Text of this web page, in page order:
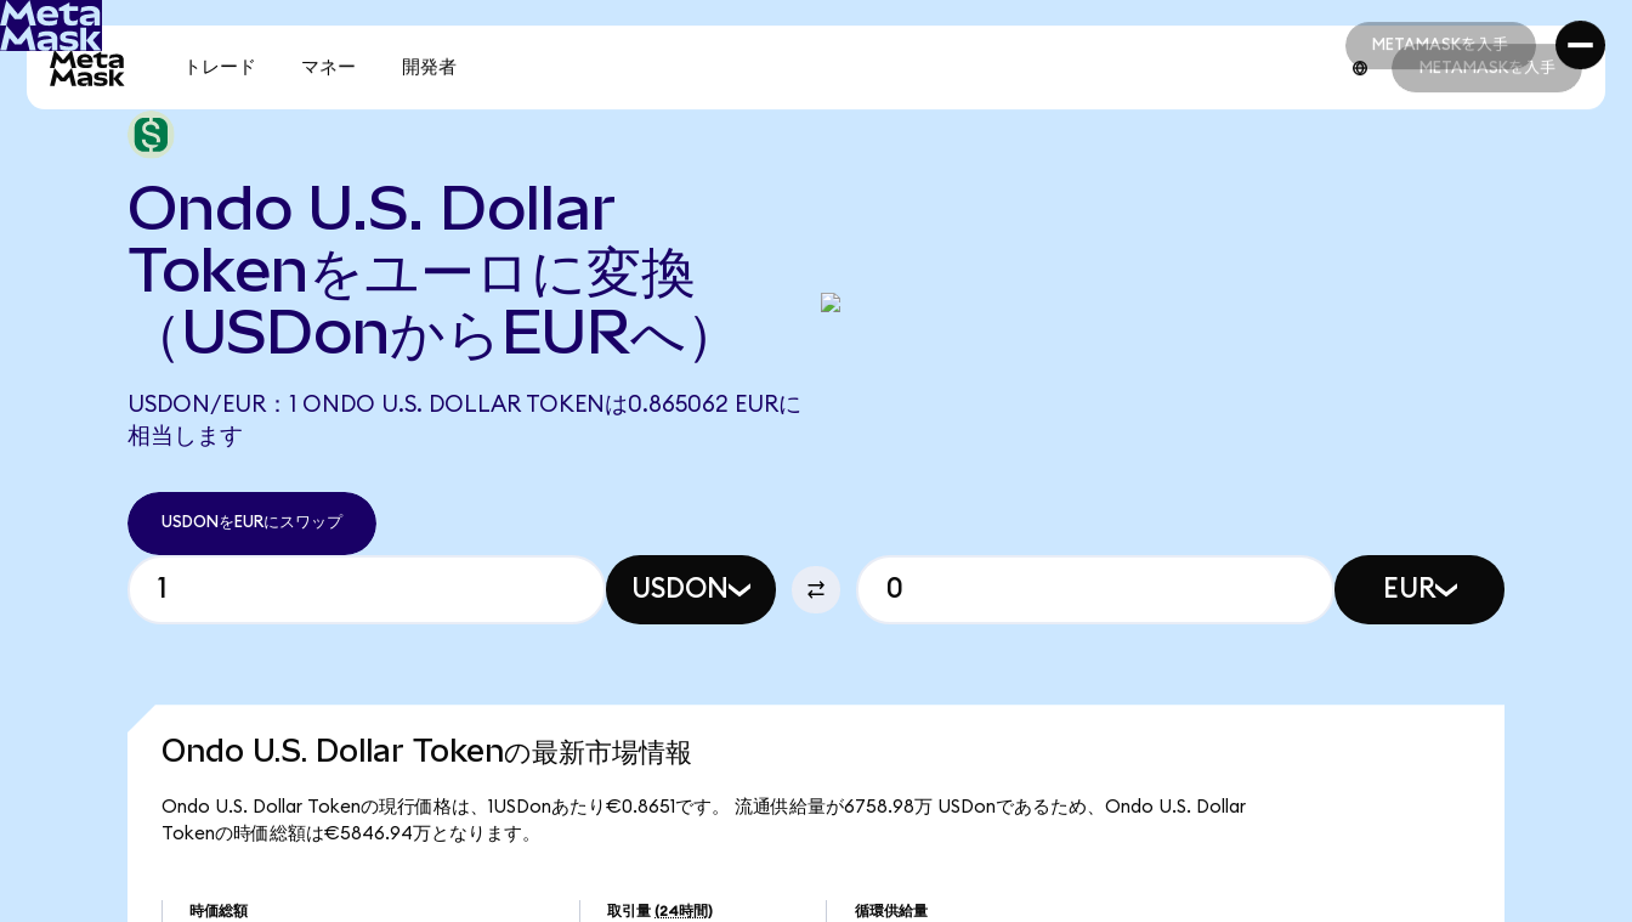
METAMASKを入手
METAMASKを入手
トレード マネー 開発者 METAMASKを入手
Ondo U.S. Dollar
Tokenをユーロに変換
（USDonからEURへ）
USDON/EUR：1 ONDO U.S. DOLLAR TOKENは0.865062 EURに
相当します
USDONをEURにスワップ
USDON EUR
Ondo U.S. Dollar Tokenの最新市場情報
Ondo U.S. Dollar Tokenの現行価格は、1USDonあたり€0.8651です。 流通供給量が6758.98万 USDonであるため、Ondo U.S. Dollar
Tokenの時価総額は€5846.94万となります。
時価総額 取引量 (24時間) 循環供給量